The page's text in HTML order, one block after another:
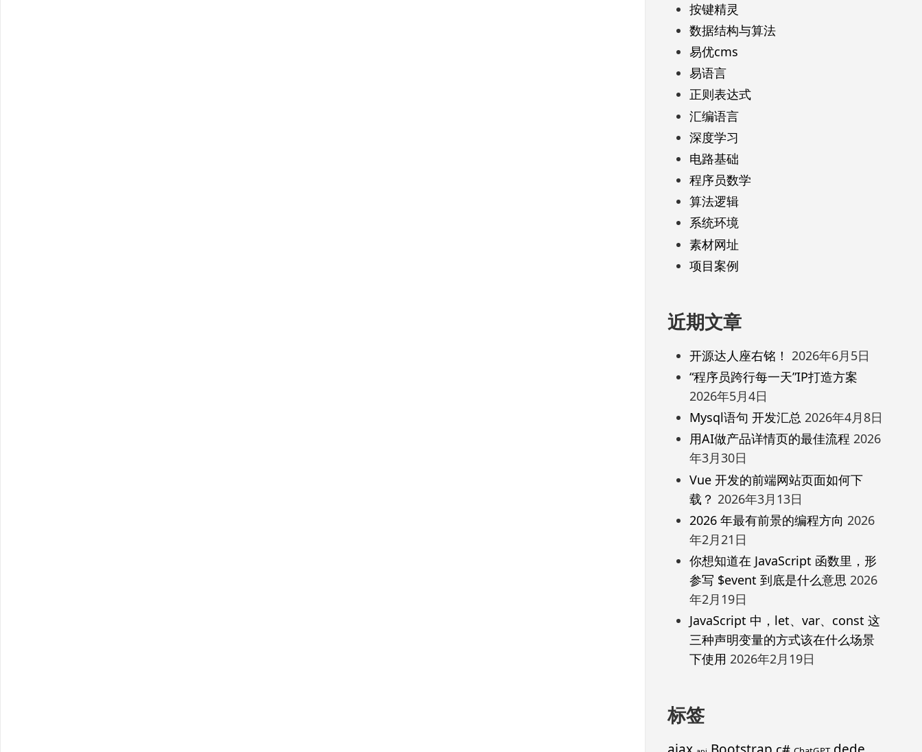
按键精灵
数据结构与算法
易优cms
易语言
正则表达式
汇编语言
深度学习
电路基础
程序员数学
算法逻辑
系统环境
素材网址
项目案例
近期文章
开源达人座右铭！ 2026年6月5日
“程序员跨行每一天”IP打造方案
2026年5月4日
Mysql语句 开发汇总 2026年4月8日
用AI做产品详情页的最佳流程 2026
年3月30日
Vue 开发的前端网站页面如何下
载？ 2026年3月13日
2026 年最有前景的编程方向 2026
年2月21日
你想知道在 JavaScript 函数里，形
参写 $event 到底是什么意思 2026
年2月19日
JavaScript 中，let、var、const 这
三种声明变量的方式该在什么场景
下使用 2026年2月19日
标签